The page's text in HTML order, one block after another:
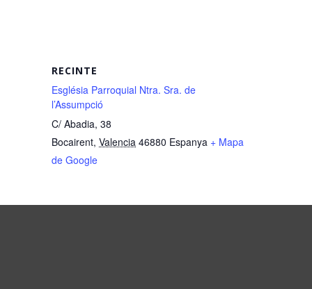
RECINTE
Església Parroquial Ntra. Sra. de
l’Assumpció
C/ Abadia, 38
Bocairent, Valencia 46880 Espanya + Mapa
de Google